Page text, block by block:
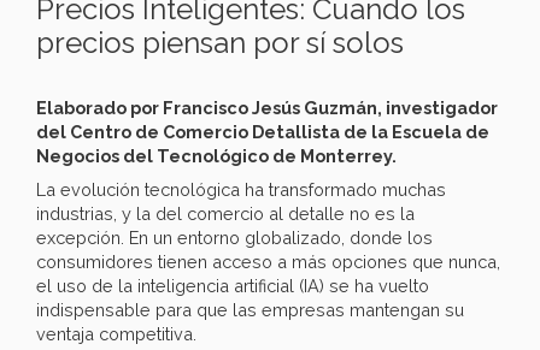
Precios Inteligentes: Cuando los
precios piensan por sí solos
Elaborado por Francisco Jesús Guzmán, investigador
del Centro de Comercio Detallista de la Escuela de
Negocios del Tecnológico de Monterrey.
La evolución tecnológica ha transformado muchas
industrias, y la del comercio al detalle no es la
excepción. En un entorno globalizado, donde los
consumidores tienen acceso a más opciones que nunca,
el uso de la inteligencia artificial (IA) se ha vuelto
indispensable para que las empresas mantengan su
ventaja competitiva.